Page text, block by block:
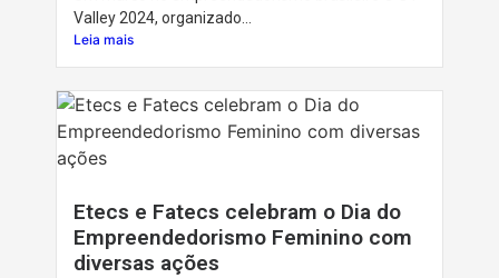
Valley 2024, organizado...
Leia mais
Etecs e Fatecs celebram o Dia do
Empreendedorismo Feminino com
diversas ações